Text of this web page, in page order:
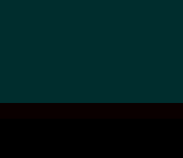
「『透視中國』的洞
的報導為基礎——令
是機密的情報，『